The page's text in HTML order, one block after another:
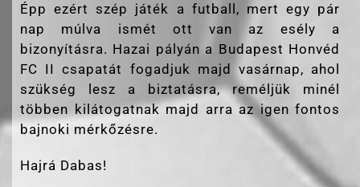
Épp ezért szép játék a futball, mert egy pár
nap múlva ismét ott van az esély a
bizonyításra. Hazai pályán a Budapest Honvéd
FC II csapatát fogadjuk majd vasárnap, ahol
szükség lesz a biztatásra, reméljük minél
többen kilátogatnak majd arra az igen fontos
bajnoki mérkőzésre.
Hajrá Dabas!